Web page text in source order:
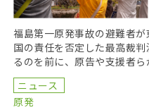
福島第一原発事故の避難者が
国の責任を否定した最高裁
るのを前に、原告や支援者
「人間の鎖」を行い、司法
ニュース
原発